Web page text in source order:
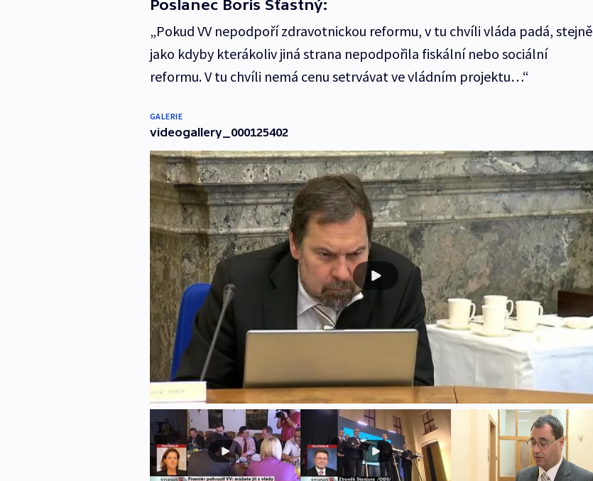
Poslanec Boris Šťastný:
„Pokud VV nepodpoří zdravotnickou reformu, v tu chvíli vláda padá, stejně
jako kdyby kterákoliv jiná strana nepodpořila fiskální nebo sociální
reformu. V tu chvíli nemá cenu setrvávat ve vládním projektu…“
GALERIE
videogallery_000125402